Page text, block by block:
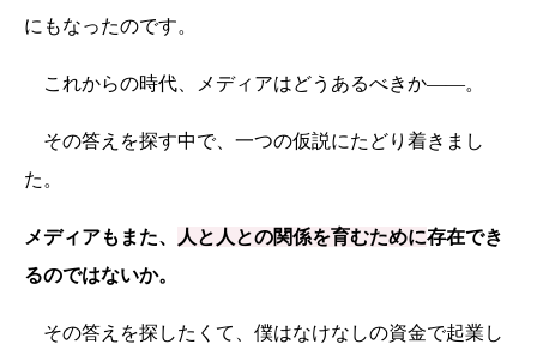
にもなったのです。
これからの時代、メディアはどうあるべきか——。
その答えを探す中で、一つの仮説にたどり着きまし
た。
メディアもまた、 人と人との関係を育むために存在でき
るのではないか。
その答えを探したくて、僕はなけなしの資金で起業し